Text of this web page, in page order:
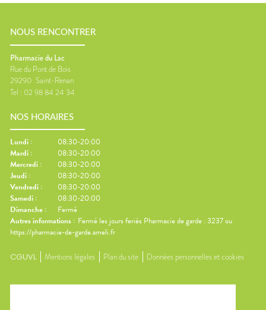
NOUS RENCONTRER
Pharmacie du Lac
Rue du Pont de Bois
29290 Saint-Renan
Tel : 02 98 84 24 34
NOS HORAIRES
Lundi :
08:30-20:00
Mardi :
08:30-20:00
Mercredi :
08:30-20:00
Jeudi :
08:30-20:00
Vendredi :
08:30-20:00
Samedi :
08:30-20:00
Dimanche :
Fermé
Autres informations : Fermé les jours feriés Pharmacie de garde : 3237 ou
https://pharmacie-de-garde.ameli.fr
CGUVL Mentions légales Plan du site Données personnelles et cookies